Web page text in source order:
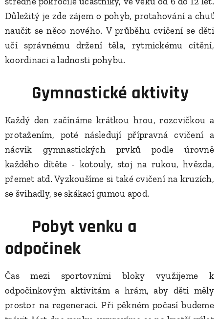
Důležitý je zde zájem o pohyb, protahování a chuť
naučit se něco nového. V průběhu cvičení se děti
učí správnému držení těla, rytmickému cítění,
koordinaci a ladnosti pohybu.
Gymnastické aktivity
Každý den začínáme krátkou hrou, rozcvičkou a
protažením, poté následují přípravná cvičení a
nácvik gymnastických prvků podle úrovně
každého dítěte - kotouly, stoj na rukou, hvězda,
přemet atd. Vyzkoušíme si také cvičení na kruzích,
se švihadly, se skákací gumou apod.
Pobyt venku a
odpočinek
Čas mezi sportovními bloky využijeme k
odpočinkovým aktivitám a hrám, aby děti měly
prostor na regeneraci. Při pěkném počasí budeme